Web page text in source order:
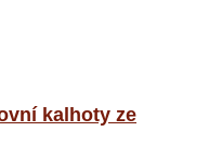
kalhoty ze